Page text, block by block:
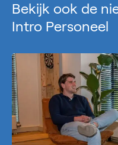
Bekijk ook de
Intro Personeel